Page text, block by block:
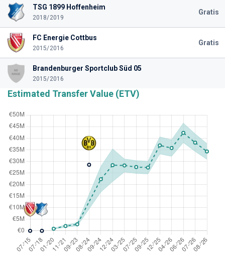
TSG 1899 Hoffenheim
2018/2019
Gratis
FC Energie Cottbus
2015/2016
Gratis
Brandenburger Sportclub Süd 05
2015/2016
Estimated Transfer Value (ETV)